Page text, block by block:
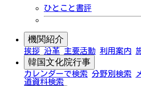
ひとこと書評
機関紹介
挨拶 沿革 主要活動 利用案内
韓国文化院行事
カレンダーで検索 分野別検索
道資料検索